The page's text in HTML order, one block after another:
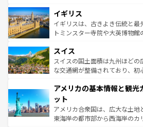
香り高いラベンダー畑など、多
らに、パリ以外の地域にも魅
も豊かな歴史と文化が息づいて
を参照してほしい。
顔を持つこの国は、どこを歩い
ルリンの文化的活気、バイエル
してライン川沿いのワイン畑と
は、お酒好きな人にはぜひ体験してほし
ドイツ情報はコンテンツ一覧を
イギリス
イギリスは、古きよき伝統と最
トミンスター寺院や大英博物館
リアごとに異なる魅力がある。
ティー、ビール好きにはたま
戦など、本場だからこそできる
ンツ一覧を参照してほしい。
スイス
スイスの国土面積は九州ほど
な交通網が整備されており、初
の建物がそのまま残る町や、ス
博物館もあり、アルプス観光だ
ことができる。国民の所得が高
者向けの交通パス提供のサービ
アメリカの基本情報と観光
ット
アメリカ合衆国は、広大な土地
東海岸の都市部から西海岸のカ